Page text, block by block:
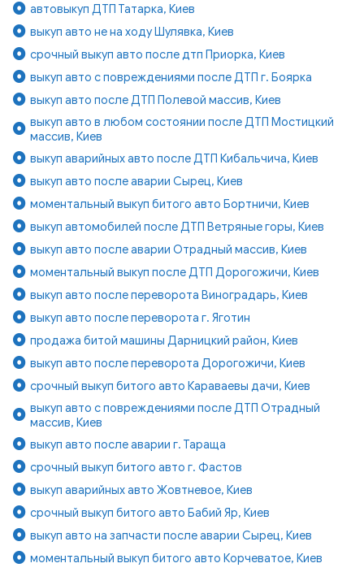
автовыкуп ДТП Татарка, Киев
выкуп авто не на ходу Шулявка, Киев
срочный выкуп авто после дтп Приорка, Киев
выкуп авто с повреждениями после ДТП г. Боярка
выкуп авто после ДТП Полевой массив, Киев
выкуп авто в любом состоянии после ДТП Мостицкий
массив, Киев
выкуп аварийных авто после ДТП Кибальчича, Киев
выкуп авто после аварии Сырец, Киев
моментальный выкуп битого авто Бортничи, Киев
выкуп автомобилей после ДТП Ветряные горы, Киев
выкуп авто после аварии Отрадный массив, Киев
моментальный выкуп после ДТП Дорогожичи, Киев
выкуп авто после переворота Виноградарь, Киев
выкуп авто после переворота г. Яготин
продажа битой машины Дарницкий район, Киев
выкуп авто после переворота Дорогожичи, Киев
срочный выкуп битого авто Караваевы дачи, Киев
выкуп авто с повреждениями после ДТП Отрадный
массив, Киев
выкуп авто после аварии г. Тараща
срочный выкуп битого авто г. Фастов
выкуп аварийных авто Жовтневое, Киев
срочный выкуп битого авто Бабий Яр, Киев
выкуп авто на запчасти после аварии Сырец, Киев
моментальный выкуп битого авто Корчеватое, Киев